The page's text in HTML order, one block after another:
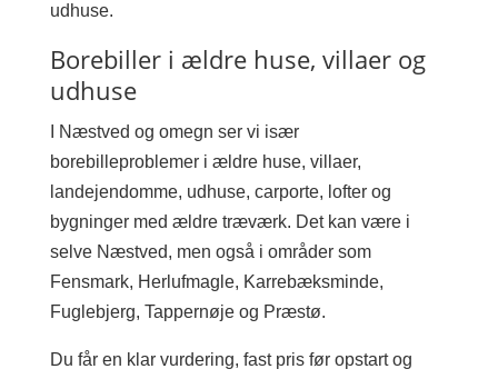
udhuse.
Borebiller i ældre huse, villaer og
udhuse
I Næstved og omegn ser vi især
borebilleproblemer i ældre huse, villaer,
landejendomme, udhuse, carporte, lofter og
bygninger med ældre træværk. Det kan være i
selve Næstved, men også i områder som
Fensmark, Herlufmagle, Karrebæksminde,
Fuglebjerg, Tappernøje og Præstø.
Du får en klar vurdering, fast pris før opstart og